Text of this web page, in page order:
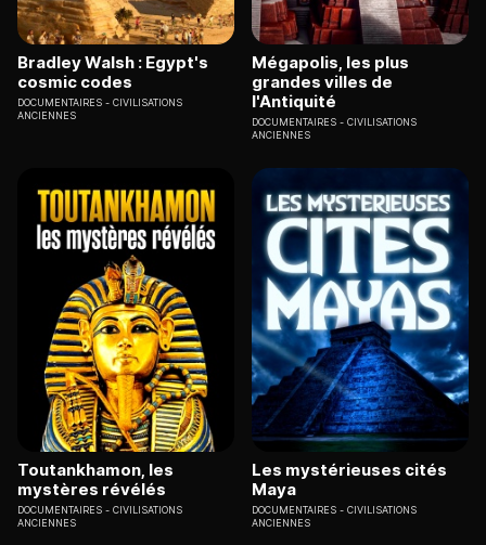
Bradley Walsh : Egypt's
cosmic codes
DOCUMENTAIRES
CIVILISATIONS
ANCIENNES
Mégapolis, les plus
grandes villes de
l'Antiquité
DOCUMENTAIRES
CIVILISATIONS
ANCIENNES
Toutankhamon, les
mystères révélés
DOCUMENTAIRES
CIVILISATIONS
ANCIENNES
Les mystérieuses cités
Maya
DOCUMENTAIRES
CIVILISATIONS
ANCIENNES